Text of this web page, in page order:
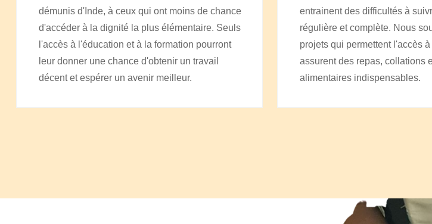
démunis d'Inde, à ceux qui ont moins de chance
d'accéder à la dignité la plus élémentaire. Seuls
l'accès à l'éducation et à la formation pourront
leur donner une chance d'obtenir un travail
décent et espérer un avenir meilleur.
entrainent des difficultés à
régulière et complète. Nous
projets qui permettent l'accès
assurent des repas, collations
alimentaires indispensables.